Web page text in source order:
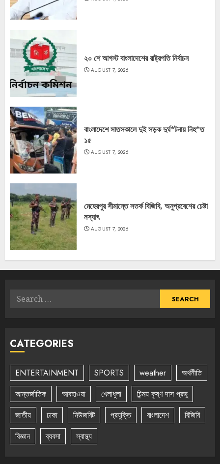
২০ শে আগস্ট বাংলাদেশের রাষ্ট্রপতি নির্বাচন
AUGUST 7, 2026
বাংলাদেশে সাতসকালে দুই সড়ক দুর্ঘ*টনায় নিহ*ত
১৫
AUGUST 7, 2026
মেহেরপুর সীমান্তে সতর্ক বিজিবি, অনুপ্রবেশের চেষ্টা
নস্যাৎ
AUGUST 7, 2026
Search
CATEGORIES
ENTERTAINMENT SPORTS weather
অর্থনীতি
আন্তর্জাতিক
আবহাওয়া খেলাধুলা
চিন্ময় কৃষ্ণ দাস প্রভু
জাতীয়
ঢাকা নিউজবিট প্রযুক্তি বাংলাদেশ
বিজিবি
বিজ্ঞান
ব্যবসা স্বাস্থ্য